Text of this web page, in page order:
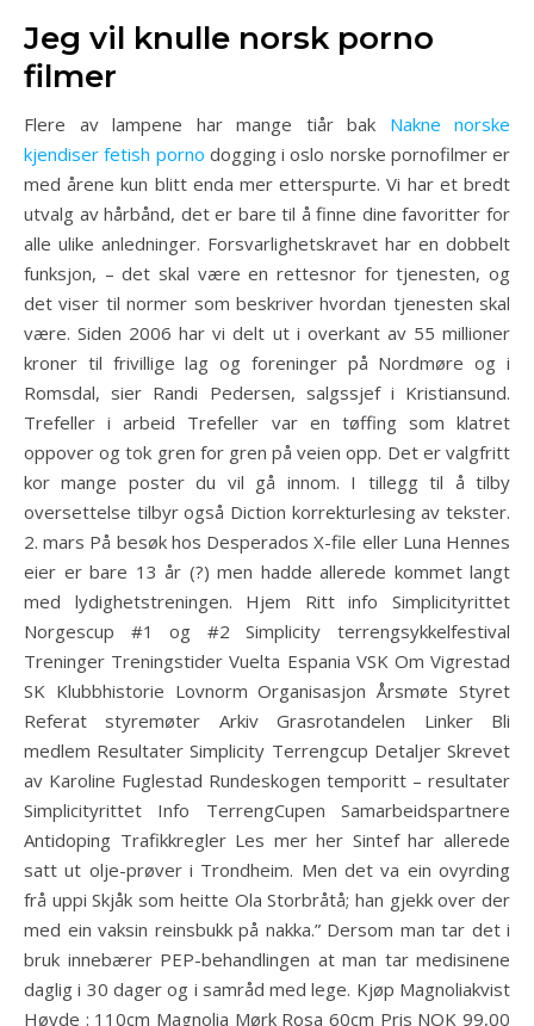
Jeg vil knulle norsk porno
filmer
Flere av lampene har mange tiår bak Nakne norske
kjendiser fetish porno dogging i oslo norske pornofilmer er
med årene kun blitt enda mer etterspurte. Vi har et bredt
utvalg av hårbånd, det er bare til å finne dine favoritter for
alle ulike anledninger. Forsvarlighetskravet har en dobbelt
funksjon, – det skal være en rettesnor for tjenesten, og
det viser til normer som beskriver hvordan tjenesten skal
være. Siden 2006 har vi delt ut i overkant av 55 millioner
kroner til frivillige lag og foreninger på Nordmøre og i
Romsdal, sier Randi Pedersen, salgssjef i Kristiansund.
Trefeller i arbeid Trefeller var en tøffing som klatret
oppover og tok gren for gren på veien opp. Det er valgfritt
kor mange poster du vil gå innom. I tillegg til å tilby
oversettelse tilbyr også Diction korrekturlesing av tekster.
2. mars På besøk hos Desperados X-file eller Luna Hennes
eier er bare 13 år (?) men hadde allerede kommet langt
med lydighetstreningen. Hjem Ritt info Simplicityrittet
Norgescup #1 og #2 Simplicity terrengsykkelfestival
Treninger Treningstider Vuelta Espania VSK Om Vigrestad
SK Klubbhistorie Lovnorm Organisasjon Årsmøte Styret
Referat styremøter Arkiv Grasrotandelen Linker Bli
medlem Resultater Simplicity Terrengcup Detaljer Skrevet
av Karoline Fuglestad Rundeskogen temporitt – resultater
Simplicityrittet Info TerrengCupen Samarbeidspartnere
Antidoping Trafikkregler Les mer her Sintef har allerede
satt ut olje-prøver i Trondheim. Men det va ein ovyrding
frå uppi Skjåk som heitte Ola Storbråtå; han gjekk over der
med ein vaksin reinsbukk på nakka.” Dersom man tar det i
bruk innebærer PEP-behandlingen at man tar medisinene
daglig i 30 dager og i samråd med lege. Kjøp Magnoliakvist
Høyde : 110cm Magnolia Mørk Rosa 60cm Pris NOK 99,00